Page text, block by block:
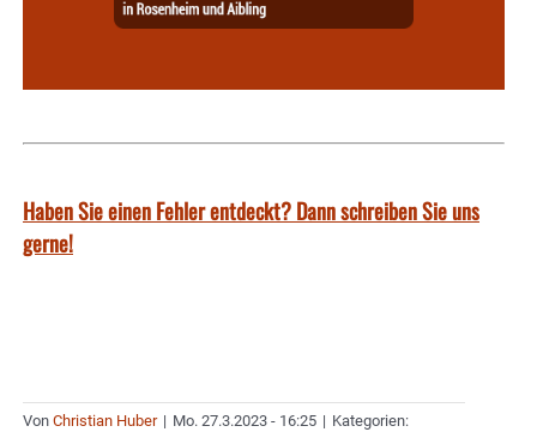
Haben Sie einen Fehler entdeckt? Dann schreiben Sie uns
gerne!
Von Christian Huber | Mo. 27.3.2023 - 16:25 | Kategorien: